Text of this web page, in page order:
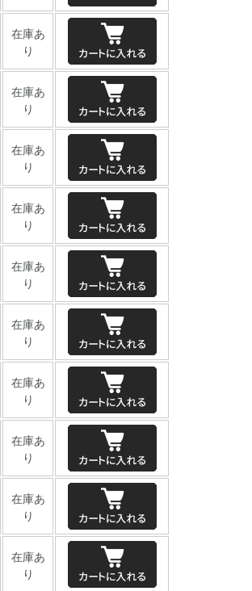
在庫あ
り
在庫あ
り
在庫あ
り
在庫あ
り
在庫あ
り
在庫あ
り
在庫あ
り
在庫あ
り
在庫あ
り
在庫あ
り